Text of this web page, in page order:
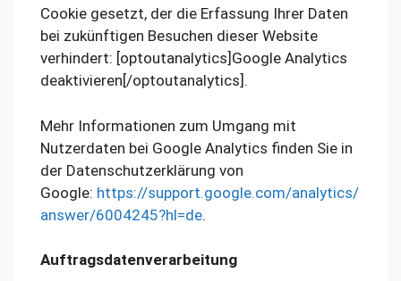
Cookie gesetzt, der die Erfassung Ihrer Daten
bei zukünftigen Besuchen dieser Website
verhindert: [optoutanalytics]Google Analytics
deaktivieren[/optoutanalytics].
Mehr Informationen zum Umgang mit
Nutzerdaten bei Google Analytics finden Sie in
der Datenschutzerklärung von
Google: https://support.google.com/analytics/
answer/6004245?hl=de.
Auftragsdatenverarbeitung